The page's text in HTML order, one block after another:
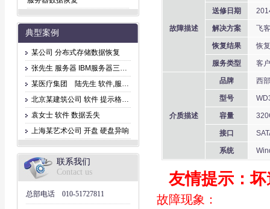
典型案例
某公司 分布式存储数据恢复
张先生 服务器 IBM服务器三块盘坏，无法访问
某医疗集团 陆先生 软件,服务器 文件删除
北京某建筑公司 软件 提示格式化
袁女士 软件 数据丢失
上海某艺术公司 开盘 硬盘异响
联系我们
Contact us
总部电话 010-51727811
故障描述
送修日期
解决方案 飞
恢复结果 恢
服务类型 客
介质描述
品牌 西
型号
容量
接口
系统
友情提示：
故障现象：